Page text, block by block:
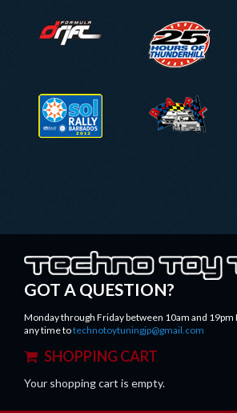
FDLOGO.PNG
SOLRALLY.PNG BARL_LOGO.PNG
TECHNOTOYTUNING.PNG
GOT A QUESTION?
Monday through Friday between 10am and 19pm
any time totechnotoytuningjp@gmail.com
SHOPPING CART
Your shopping cart is empty.